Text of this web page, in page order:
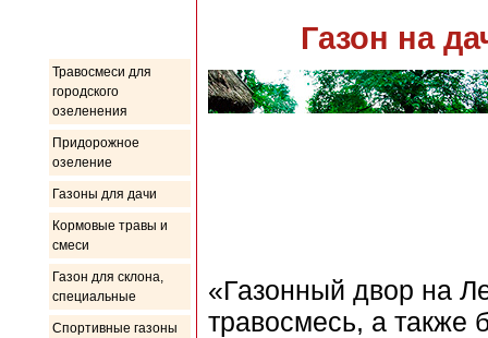
Травосмеси для
городского
озеленения
Придорожное
озеление
Газоны для дачи
Кормовые травы и
смеси
Газон для склона,
специальные
Спортивные газоны
Газон на
«Газонный двор на
травосмесь, а также